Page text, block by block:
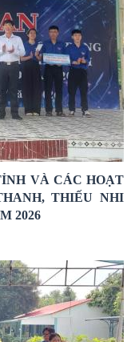
VÀ CÁC HOẠT
THIẾU NHI
2026